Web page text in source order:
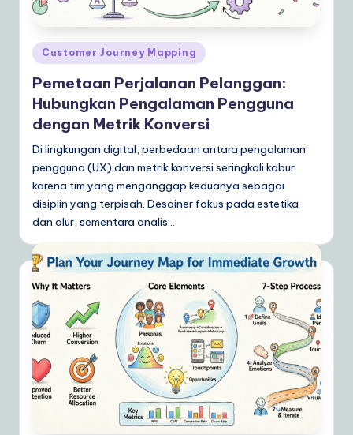
Posted
in
Customer Journey Mapping
Pemetaan Perjalanan Pelanggan:
Hubungkan Pengalaman Pengguna
dengan Metrik Konversi
Di lingkungan digital, perbedaan antara pengalaman
pengguna (UX) dan metrik konversi seringkali kabur
karena tim yang menganggap keduanya sebagai
disiplin yang terpisah. Desainer fokus pada estetika
dan alur, sementara analis…